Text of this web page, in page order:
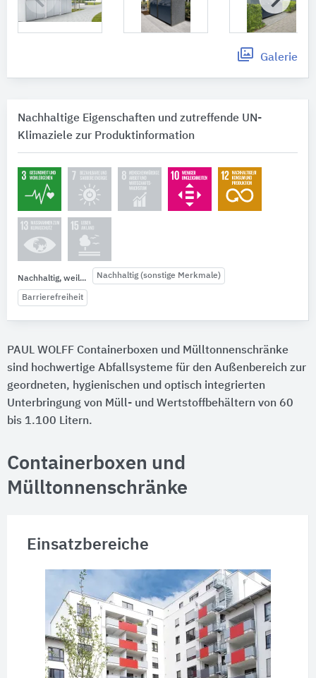
Galerie
Nachhaltige Eigenschaften und zutreffende UN-
Klimaziele zur Produktinformation
Nachhaltig, weil... Nachhaltig (sonstige Merkmale)
Barrierefreiheit
PAUL WOLFF Containerboxen und Mülltonnenschränke
sind hochwertige Abfallsysteme für den Außenbereich zur
geordneten, hygienischen und optisch integrierten
Unterbringung von Müll- und Wertstoffbehältern von 60
bis 1.100 Litern.
Containerboxen und
Mülltonnenschränke
Einsatzbereiche